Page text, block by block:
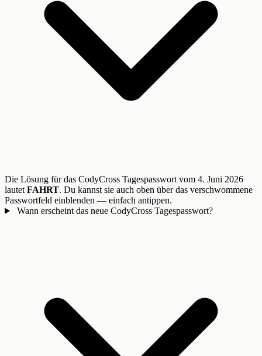
Die Lösung für das CodyCross Tagespasswort vom 4. Juni 2026
lautet FAHRT. Du kannst sie auch oben über das verschwommene
Passwortfeld einblenden — einfach antippen.
Wann erscheint das neue CodyCross Tagespasswort?